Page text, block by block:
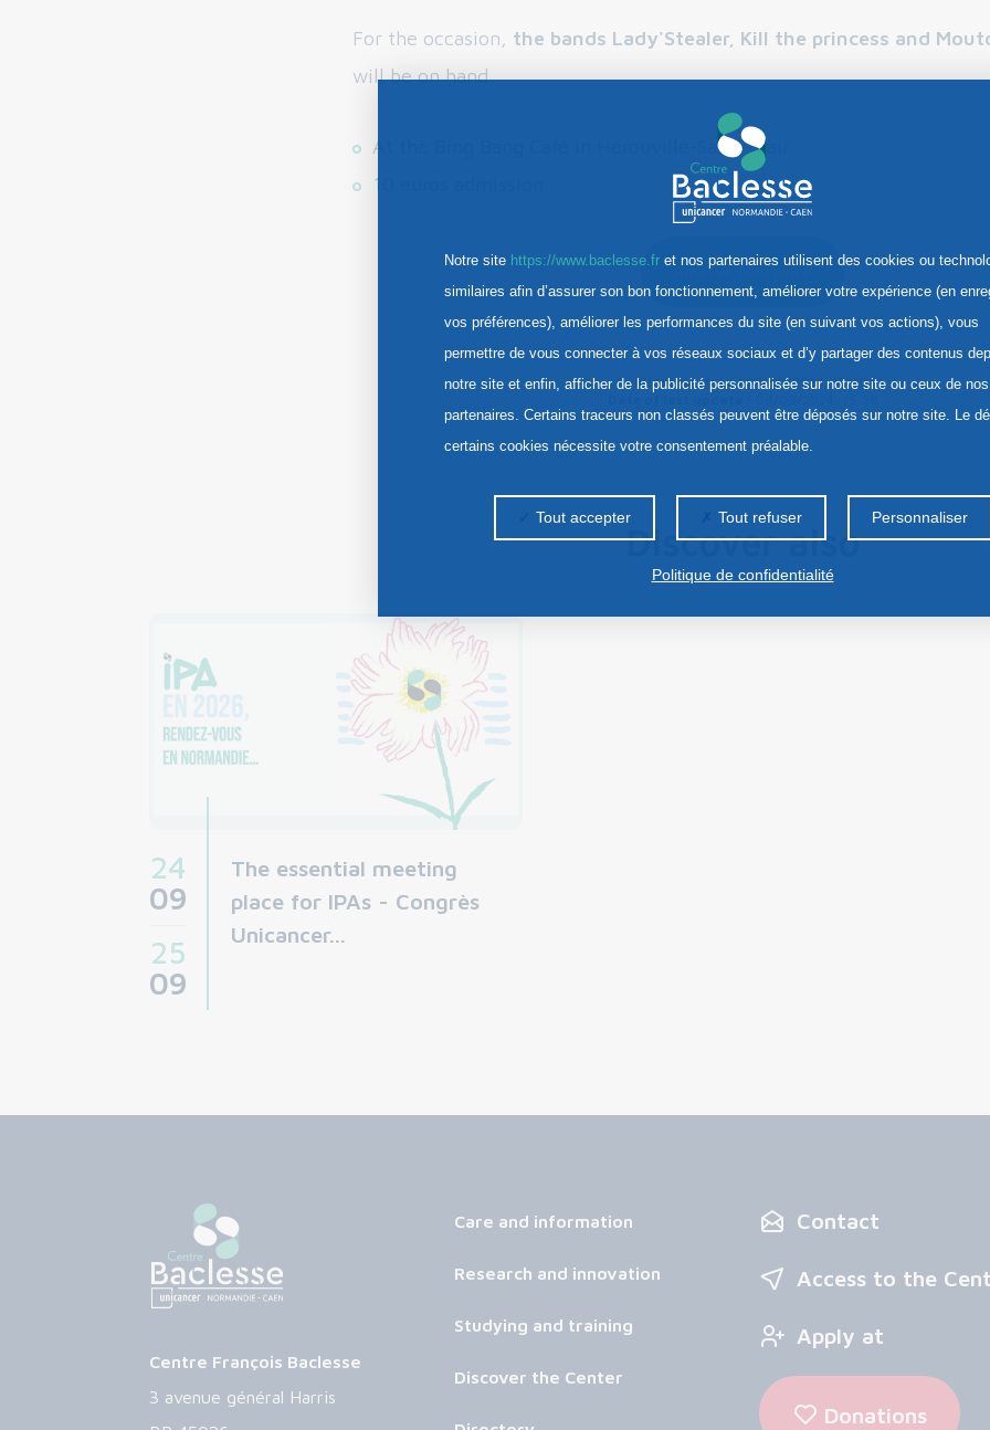
For the occasion, the bands Lady'Stealer, Kill the princess and
will be on hand.
At the Bing Bang Café in Hérouville-Saint-Clair
10 euros admission
Reserve your place
Publication date :09/09/2024, 15:29
Discover also
24
09
25
09
The essential meeting
place for IPAs - Congrès
Unicancer...
Centre François Baclesse
3 avenue général Harris
Care and information
Research and innovation
Studying and training
Discover the Center
Contact
Access to the
Apply at
Donations
Notre site https://www.baclesse.fr et nos partenaires utilisent des cookies ou
similaires afin d’assurer son bon fonctionnement, améliorer votre expérience (en
vos préférences), améliorer les performances du site (en suivant vos actions), vous
permettre de vous connecter à vos réseaux sociaux et d’y partager des contenus
notre site et enfin, afficher de la publicité personnalisée sur notre site ou ceux de nos
partenaires. Certains traceurs non classés peuvent être déposés sur notre site. Le
certains cookies nécessite votre consentement préalable.
Tout accepter Tout refuser Personnaliser
Politique de confidentialité